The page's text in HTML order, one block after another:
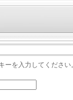
ーを入力してください